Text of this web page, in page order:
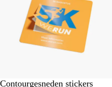
Contourgesneden stickers